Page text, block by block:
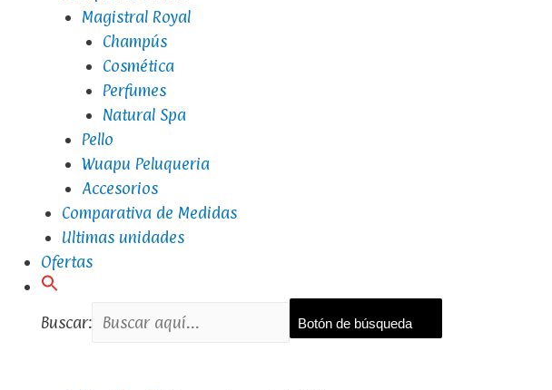
Magistral Royal
Champús
Cosmética
Perfumes
Natural Spa
Pello
Wuapu Peluqueria
Accesorios
Comparativa de Medidas
Ultimas unidades
Ofertas
Buscar: Botón de búsqueda